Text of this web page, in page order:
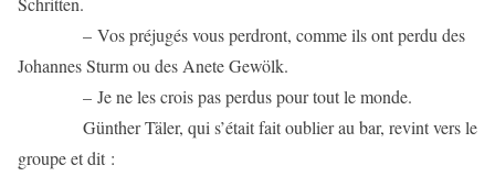
– Vos préjugés vous perdront, comme ils ont perdu des
Johannes Sturm ou des Anete Gewölk.
– Je ne les crois pas perdus pour tout le monde.
Günther Täler, qui s’était fait oublier au bar, revint vers le
groupe et dit :